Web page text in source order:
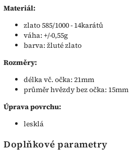
Materiál:
zlato 585/1000 - 14karátů
váha: +/-0,55g
barva: žluté zlato
Rozměry:
délka vč. očka: 21mm
průměr hvězdy bez očka: 15mm
Úprava povrchu:
lesklá
Doplňkové parametry